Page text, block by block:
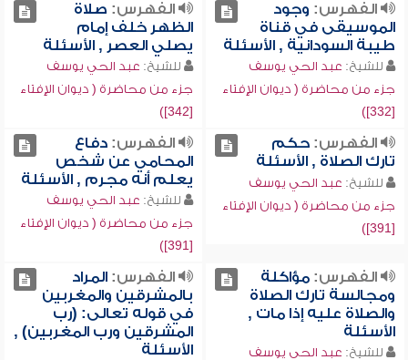
الفهرس: وجود
الموسيقى في قناة
طيبة السودانية , الأسئلة
للشيخ: عبد الحي يوسف
جزء من محاضرة ( ديوان الإفتاء
[332])
الفهرس: صلاة
الظهر خلف إمام
يصلي العصر , الأسئلة
للشيخ: عبد الحي يوسف
جزء من محاضرة ( ديوان الإفتاء
[342])
الفهرس:حكم
تارك الصلاة , الأسئلة
للشيخ: عبد الحي يوسف
جزء من محاضرة ( ديوان الإفتاء
[391])
الفهرس:دفاع
المحامي عن شخص
يعلم أنه مجرم , الأسئلة
للشيخ: عبد الحي يوسف
جزء من محاضرة ( ديوان الإفتاء
[391])
الفهرس:مؤاكلة
ومجالسة تارك الصلاة
والصلاة عليه إذا مات ,
الأسئلة
للشيخ: عبد الحي يوسف
الفهرس:المراد
بالمشرقين والمغربين
في قوله تعالى: (رب
المشرقين ورب المغربين) ,
الأسئلة